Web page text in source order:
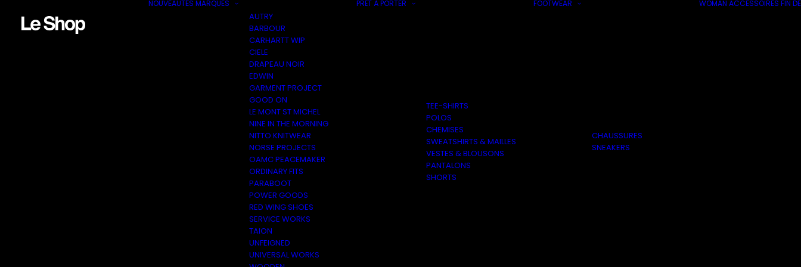
NOUVEAUTÉS MARQUES
AUTRY
BARBOUR
CARHARTT WIP
CIELE
DRAPEAU NOIR
EDWIN
GARMENT PROJECT
GOOD ON
LE MONT ST MICHEL
NINE IN THE MORNING
NITTO KNITWEAR
NORSE PROJECTS
OAMC PEACEMAKER
ORDINARY FITS
PARABOOT
POWER GOODS
RED WING SHOES
SERVICE WORKS
TAION
UNFEIGNED
UNIVERSAL WORKS
PRÊT À PORTER
TEE-SHIRTS
POLOS
CHEMISES
SWEATSHIRTS & MAILLES
VESTES & BLOUSONS
PANTALONS
SHORTS
FOOTWEAR
CHAUSSURES
SNEAKERS
WOMAN ACCESSOIRES FIN